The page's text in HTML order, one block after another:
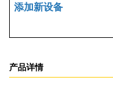
添加新设备
产品详情